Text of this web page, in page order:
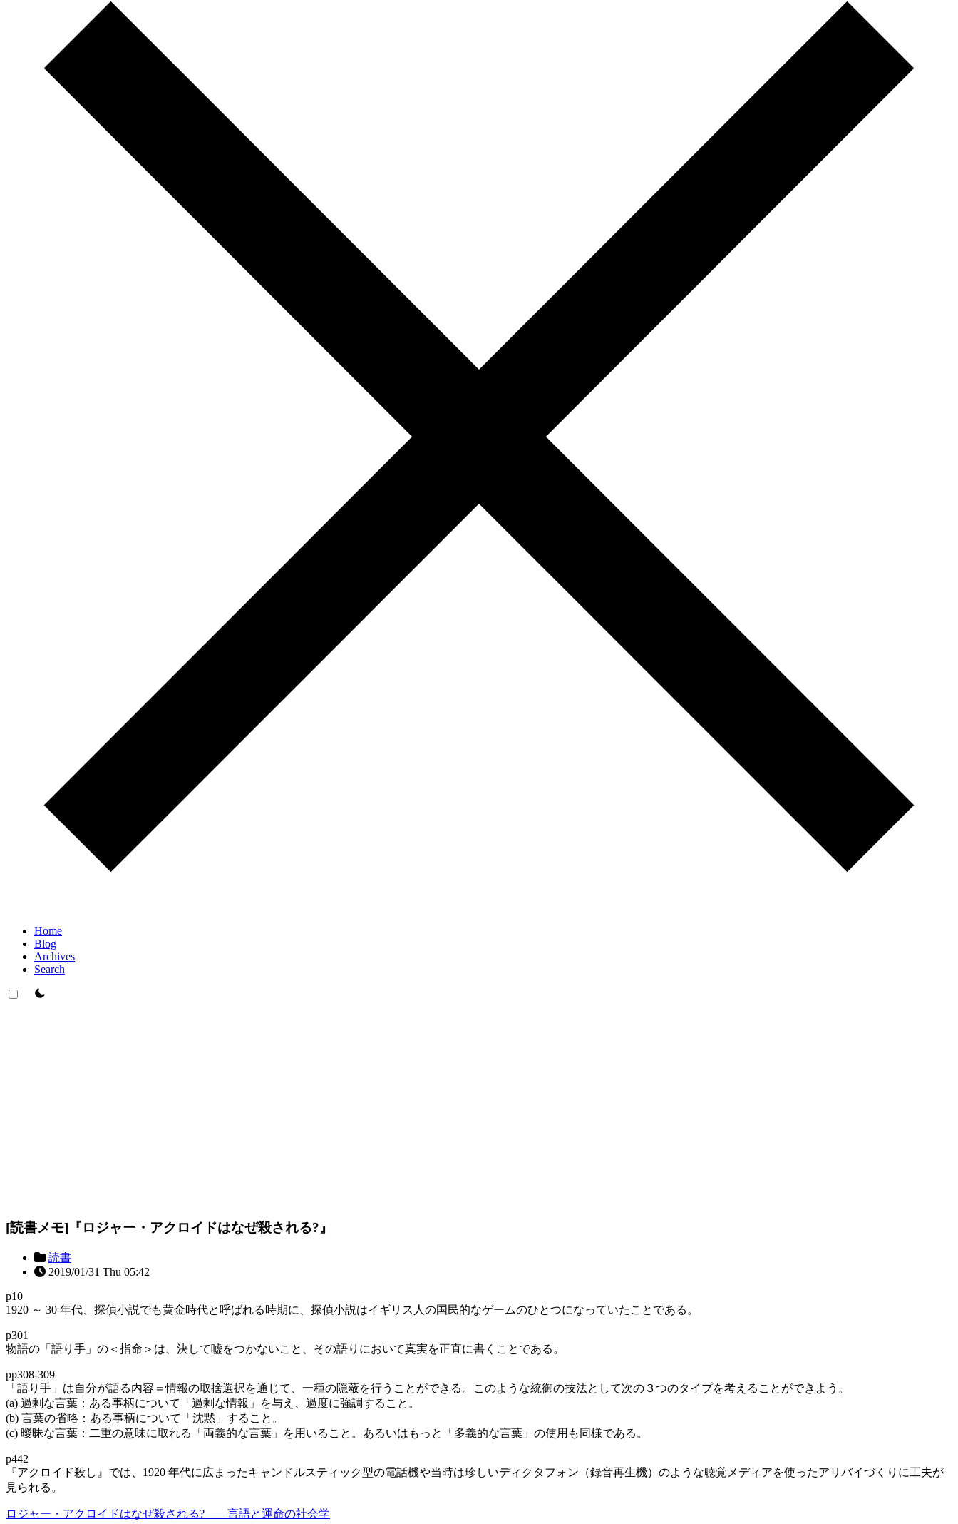
Home
Blog
Archives
Search
theme switcher
[読書メモ]『ロジャー・アクロイドはなぜ殺される?』
読書
2019/01/31 Thu 05:42
p10
1920 ～ 30 年代、探偵小説でも黄金時代と呼ばれる時期に、探偵小説はイギリス人の国民的なゲームのひとつになっていたことである。
p301
物語の「語り手」の＜指命＞は、決して嘘をつかないこと、その語りにおいて真実を正直に書くことである。
pp308-309
「語り手」は自分が語る内容＝情報の取捨選択を通じて、一種の隠蔽を行うことができる。このような統御の技法として次の３つのタイプを考えることができよう。
(a) 過剰な言葉：ある事柄について「過剰な情報」を与え、過度に強調すること。
(b) 言葉の省略：ある事柄について「沈黙」すること。
(c) 曖昧な言葉：二重の意味に取れる「両義的な言葉」を用いること。あるいはもっと「多義的な言葉」の使用も同様である。
p442
『アクロイド殺し』では、1920 年代に広まったキャンドルスティック型の電話機や当時は珍しいディクタフォン（録音再生機）のような聴覚メディアを使ったアリバイづくりに工夫が
見られる。
ロジャー・アクロイドはなぜ殺される?――言語と運命の社会学